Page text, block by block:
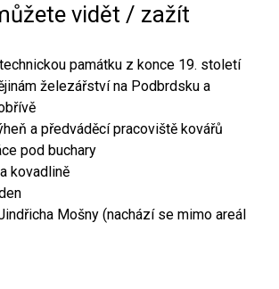
vidět / zažít
památku z konce 19. století
železářství na Podbrdsku a
a předváděcí pracoviště kovářů
pod buchary
kovadlině
Mošny (nachází se mimo areál